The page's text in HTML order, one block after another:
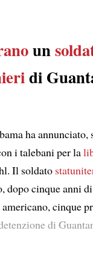
un
di
ha
i talebani per la
Il soldato
dopo cinque anni di
cinque
di